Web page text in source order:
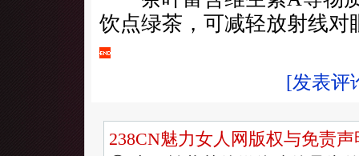
饮点绿茶，可减轻放射线对
[发表评
238CN魅力女人网版权与免责声